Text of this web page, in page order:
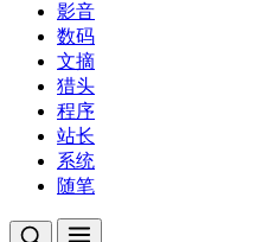
影音
数码
文摘
猎头
程序
站长
系统
随笔